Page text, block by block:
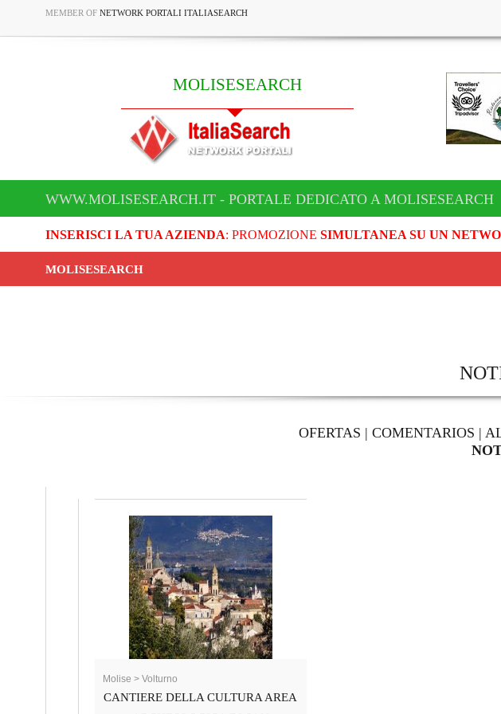
MEMBER OF NETWORK PORTALI ITALIASEARCH
MOLISESEARCH
WWW.MOLISESEARCH.IT - PORTALE DEDICATO A MOLISESEARCH
INSERISCI LA TUA AZIENDA: PROMOZIONE SIMULTANEA SU UN
MOLISESEARCH
OFERTAS | COMENTARIOS |
Molise > Volturno
CANTIERE DELLA CULTURA AREA